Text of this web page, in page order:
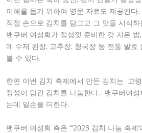
이해를 돕기 위하여 영문 자료도 제공된
직접 손으로 김치를 담그고 그 맛을 시식
밴쿠버 여성회가 정성껏 준비한 갓 지은
에 수제 된장, 고추장, 청국장 등 전통 발
볼 수 있다.
한편 이번 김치 축제에서 만든 김치는 고
정성이 담긴 김치를 나눔한다. 밴쿠버여
는데 일손을 더한다.
밴쿠버 여성회 측은 “’2023 김치 나눔 축